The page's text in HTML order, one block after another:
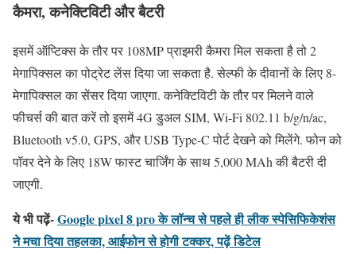
कैमरा, कनेक्टिविटी और बैटरी
इसमें ऑप्टिक्स के तौर पर 108MP प्राइमरी कैमरा मिल सकता है तो 2
मेगापिक्सल का पोट्रेट लेंस दिया जा सकता है. सेल्फी के दीवानों के लिए 8-
मेगापिक्सल का सेंसर दिया जाएगा. कनेक्टिविटी के तौर पर मिलने वाले
फीचर्स की बात करें तो इसमें 4G डुअल SIM, Wi-Fi 802.11 b/g/n/ac,
Bluetooth v5.0, GPS, और USB Type-C पोर्ट देखने को मिलेंगे. फोन को
पॉवर देने के लिए 18W फास्ट चार्जिंग के साथ 5,000 MAh की बैटरी दी
जाएगी.
ये भी पढ़ें-Google pixel 8 pro के लॉन्च से पहले ही लीक स्पेसिफिकेशंस
ने मचा दिया तहलका, आईफोन से होगी टक्कर, पढ़ें डिटेल